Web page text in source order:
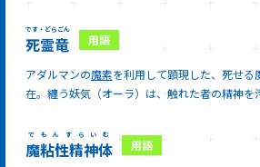
死霊竜
です・どらごん
アダルマンの魔素を利用して顕現した、死せ
在。纏う妖気（オーラ）は、触れた者の精神を
魔粘性精神体
でもんすらいむ